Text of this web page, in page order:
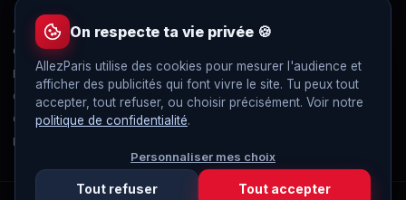
À propos
Contact
Mentions légales
Confidentialité
Gérer les cookies
Flux RSS
On respecte ta vie privée 🍪
AllezParis utilise des cookies pour mesurer l'audience et
afficher des publicités qui font vivre le site. Tu peux tout
accepter, tout refuser, ou choisir précisément. Voir notre
politique de confidentialité.
Personnaliser mes choix
Tout refuser Tout accepter